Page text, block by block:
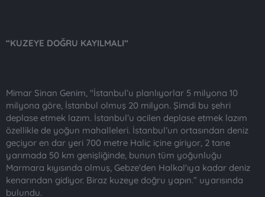
“KUZEYE DOĞRU KAYILMALI”
Mimar Sinan Genim, "İstanbul’u planlıyorlar 5 milyona 10
milyona göre, İstanbul olmuş 20 milyon. Şimdi bu şehri
deplase etmek lazım. İstanbul’u acilen deplase etmek lazım
özellikle de yoğun mahalleleri. İstanbul’un ortasından deniz
geçiyor en dar yeri 700 metre Haliç içine giriyor, 2 tane
yarımada 50 km genişliğinde, bunun tüm yoğunluğu
Marmara kıyısında olmuş, Gebze'den Halkal'ıya kadar deniz
kenarından gidiyor. Biraz kuzeye doğru yapın.” uyarısında
bulundu.